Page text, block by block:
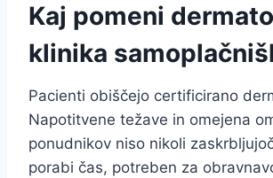
Kaj pomeni
klinika
Pacienti obiščejo certificirano
Napotitvene težave in omejena
ponudnikov niso nikoli
porabi čas, potreben za